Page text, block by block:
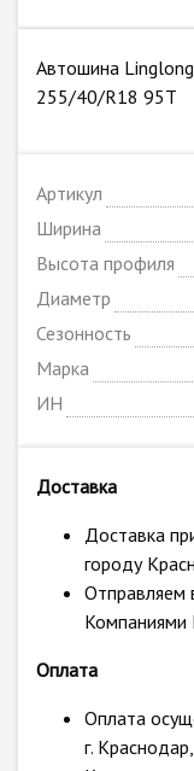
Автошина
255/40/R18 95T
Артикул
Ширина
Высота профиля
Диаметр
Сезонность
Марка
ИН
Доставка
Доставка
городу
Отправляем
Оплата
Оплата
г.